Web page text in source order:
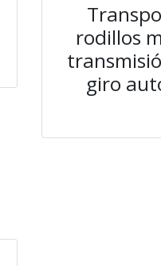
rodillos
giro